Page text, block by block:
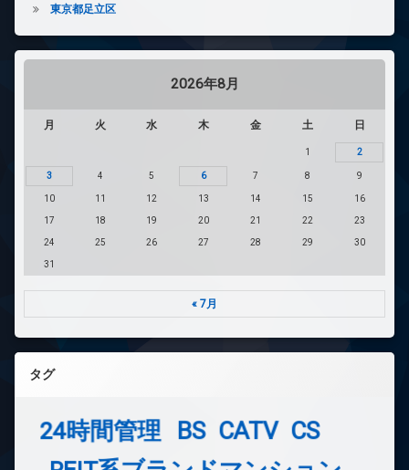
東京都足立区
2026年8月
月 火 水 木 金 土 日
1 2
3 4 5 6 7 8 9
10 11 12 13 14 15 16
17 18 19 20 21 22 23
24 25 26 27 28 29 30
31
« 7月
タグ
24時間管理 BS CATV CS